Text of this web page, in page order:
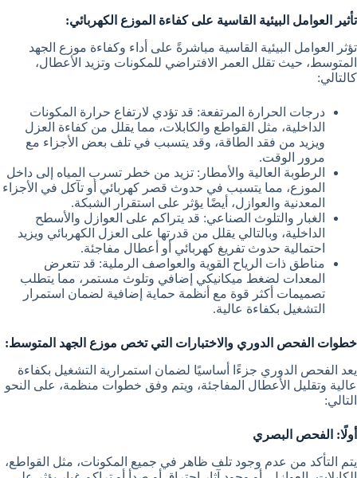
تأثير العوامل البيئية القاسية على كفاءة الموزع الكهربائي:
تؤثر العوامل البيئية القاسية مباشرةً على أداء وكفاءة موزع الجهد
المتوسط، حيث تقلل العمر الافتراضي للمكونات وتزيد الأعطال،
كالتالي:
درجات الحرارة المرتفعة: قد تؤدي لارتفاع حرارة المكونات
الداخلية، مثل القواطع والكابلات، مما يقلل من كفاءة العزل
ويزيد من فقد الطاقة، وقد يتسبب في تلف بعض الأجزاء مع
مرور الوقت.
الرطوبة العالية والأمطار: تزيد من خطر تسرب المياه إلى داخل
الموزع، مما يتسبب في حدوث قصر كهربائي أو تآكل في الأجزاء
المعدنية والعوازل، أيضًا يؤثر على استقرار الشبكة.
الغبار والتلوث الصناعي: قد يتراكم على العوازل والأسطح
الداخلية، وبالتالي يقلل من قدرتها على العزل الكهربائي ويزيد
احتمالية حدوث تفريغ كهربائي أو أعطال مفاجئة.
مناطق ذات الرياح القوية والعواصف الرملية: قد تتعرض
المعدات لضغط ميكانيكي إضافي وتلوث مستمر، مما يتطلب
تصميمات أكثر قوة مع أنظمة حماية إضافية لضمان استمرار
التشغيل بكفاءة عالية.
خطوات الفحص الدوري والاختبارات التي تخص موزع الجهد المتوسط:
يعد الفحص الدوري جزءًا أساسيًا لضمان استمرارية التشغيل بكفاءة
عالية وتقليل الأعطال المفاجئة، ويتم وفق خطوات منظمة، على النحو
التالي:
أولًا: الفحص البصري
يتم التأكد من عدم وجود تلف ظاهر في جميع المكونات، مثل القواطع،